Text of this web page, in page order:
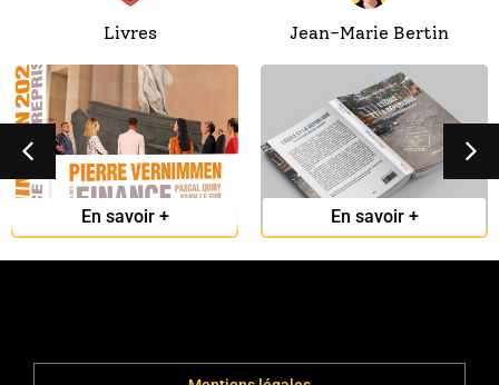
Livres Jean-Marie Bertin
Finance
d’entreprise 2026
En savoir +
L’école et la
république
En savoir +